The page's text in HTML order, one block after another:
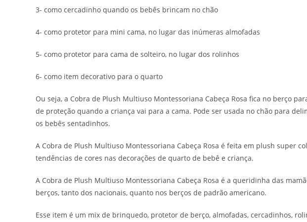
3- como cercadinho quando os bebês brincam no chão
4- como protetor para mini cama, no lugar das inúmeras almofadas
5- como protetor para cama de solteiro, no lugar dos rolinhos
6- como item decorativo para o quarto
Ou seja, a Cobra de Plush Multiuso Montessoriana Cabeça Rosa fica no berço
de proteção quando a criança vai para a cama. Pode ser usada no chão para
os bebês sentadinhos.
A Cobra de Plush Multiuso Montessoriana Cabeça Rosa é feita em plush super
tendências de cores nas decorações de quarto de bebê e criança.
A Cobra de Plush Multiuso Montessoriana Cabeça Rosa é a queridinha das
berços, tanto dos nacionais, quanto nos berços de padrão americano.
Esse item é um mix de brinquedo, protetor de berço, almofadas, cercadinhos,